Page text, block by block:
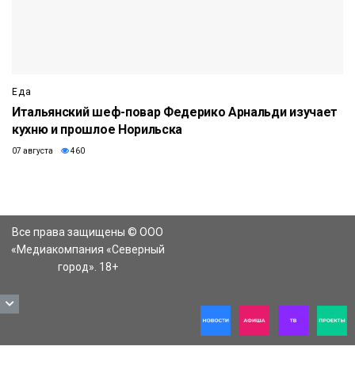
Еда
Итальянский шеф-повар Федерико Арнальди изучает
кухню и прошлое Норильска
07 августа 460
Все права защищены © ООО
«Медиакомпания «Северный
город». 18+